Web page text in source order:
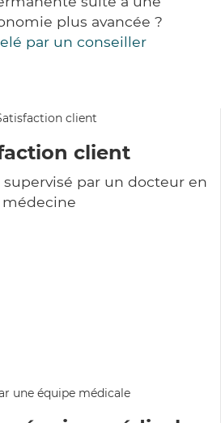
plus avancée ?
par un conseiller
client
par un docteur en
médecine